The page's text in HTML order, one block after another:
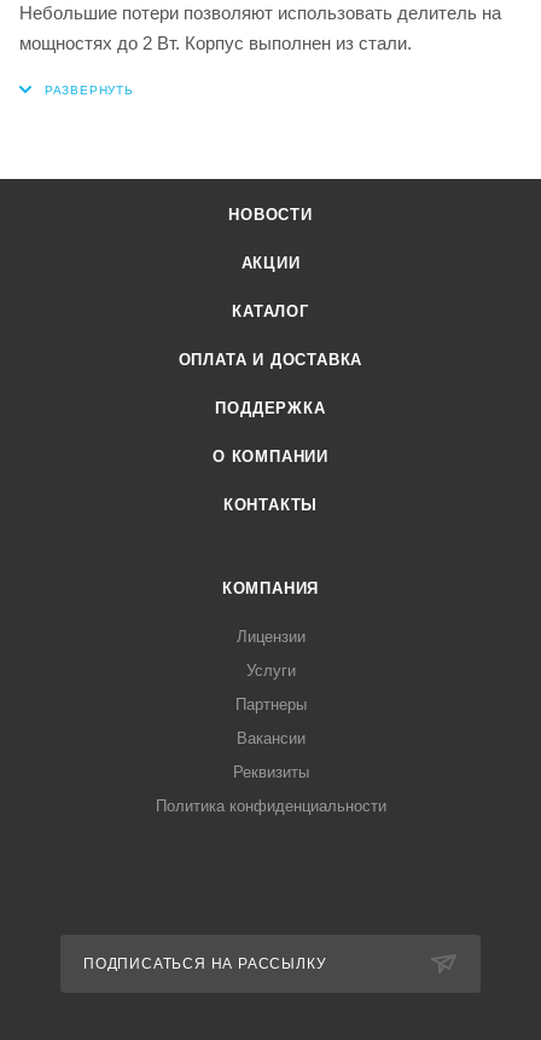
Небольшие потери позволяют использовать делитель на
мощностях до 2 Вт. Корпус выполнен из стали.
НОВОСТИ
АКЦИИ
КАТАЛОГ
ОПЛАТА И ДОСТАВКА
ПОДДЕРЖКА
О КОМПАНИИ
КОНТАКТЫ
КОМПАНИЯ
Лицензии
Услуги
Партнеры
Вакансии
Реквизиты
Политика конфиденциальности
ПОДПИСАТЬСЯ НА РАССЫЛКУ